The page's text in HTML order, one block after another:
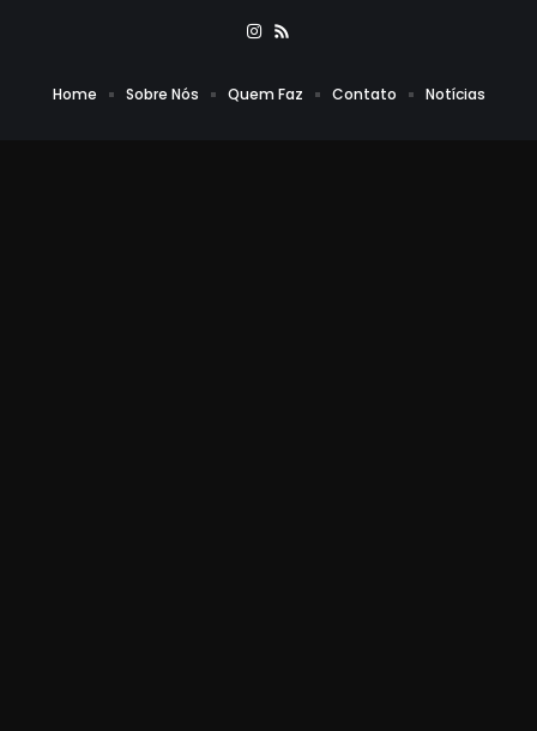
Home Sobre Nós Quem Faz Contato Notícias